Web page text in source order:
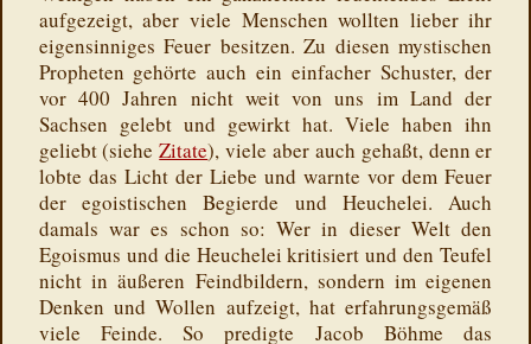
aufgezeigt, aber viele Menschen wollten lieber ihr
eigensinniges Feuer besitzen. Zu diesen mystischen
Propheten gehörte auch ein einfacher Schuster, der
vor 400 Jahren nicht weit von uns im Land der
Sachsen gelebt und gewirkt hat. Viele haben ihn
geliebt (sieheZitate), viele aber auch gehaßt, denn er
lobte das Licht der Liebe und warnte vor dem Feuer
der egoistischen Begierde und Heuchelei. Auch
damals war es schon so: Wer in dieser Welt den
Egoismus und die Heuchelei kritisiert und den Teufel
nicht in äußeren Feindbildern, sondern im eigenen
Denken und Wollen aufzeigt, hat erfahrungsgemäß
viele Feinde. So predigte Jacob Böhme das